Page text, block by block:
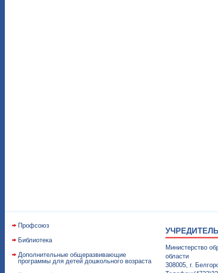
Профсоюз
Библиотека
Дополнительные общеразвивающие
программы для детей дошкольного возраста
Министерство
области
308005, г.